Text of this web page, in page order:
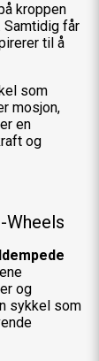
kroppen
Samtidig får
til å
som
mosjon,
en
og
Wheels
og
sykkel som